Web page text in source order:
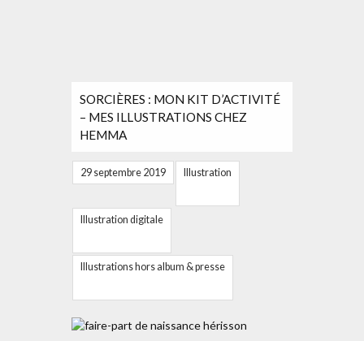
SORCIÈRES : MON KIT D’ACTIVITÉ
– MES ILLUSTRATIONS CHEZ
HEMMA
29 septembre 2019 Illustration
Illustration digitale
Illustrations hors album & presse